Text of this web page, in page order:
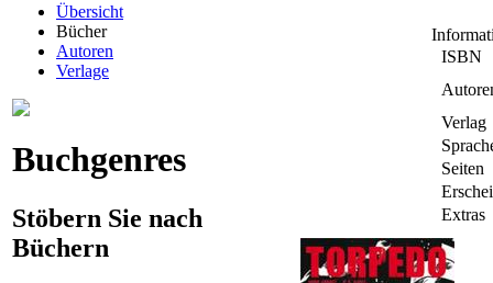
Übersicht
Bücher
Autoren
Verlage
Buchgenres
Stöbern Sie nach
Büchern
ISBN
Verlag
Seiten
Extras